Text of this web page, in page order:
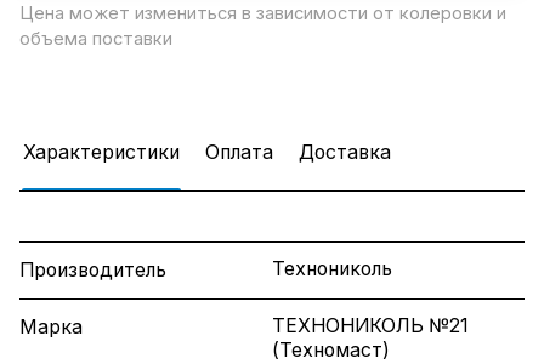
Цена может измениться в зависимости от колеровки и
объема поставки
Характеристики Оплата Доставка
Производитель Технониколь
Марка
ТЕХНОНИКОЛЬ №21
(Техномаст)